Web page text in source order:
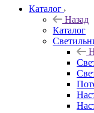
Каталог
Назад
Каталог